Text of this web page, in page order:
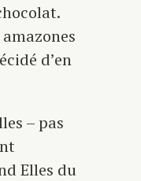
d’en
– pas
Elles du